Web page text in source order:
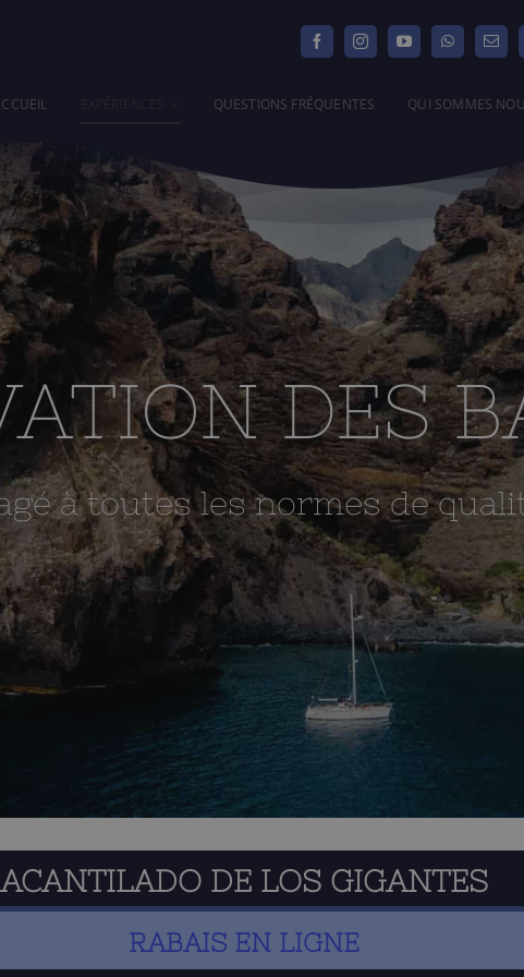
QUESTIONS FRÉQUENTES QUI SOMMES
DES
à toutes les normes de
ACANTILADO DE LOS GIGANTES
RABAIS EN LIGNE